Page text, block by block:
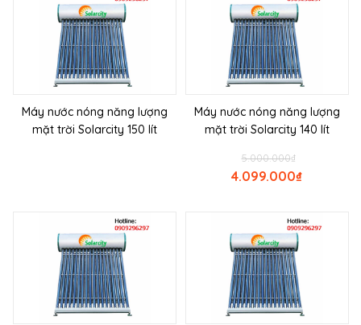
Máy nước nóng năng lượng
mặt trời Solarcity 150 lít
Máy nước nóng năng lượng
mặt trời Solarcity 140 lít
₫
5.000.000
₫
4.099.000